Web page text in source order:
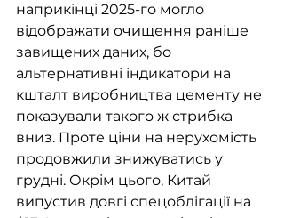
наприкінці 2025-го могло
відображати очищення раніше
завищених даних, бо
альтернативні індикатори на
кшталт виробництва цементу не
показували такого ж стрибка
вниз. Проте ціни на нерухомість
продовжили знижуватись у
грудні. Окрім цього, Китай
випустив довгі спецоблігації на